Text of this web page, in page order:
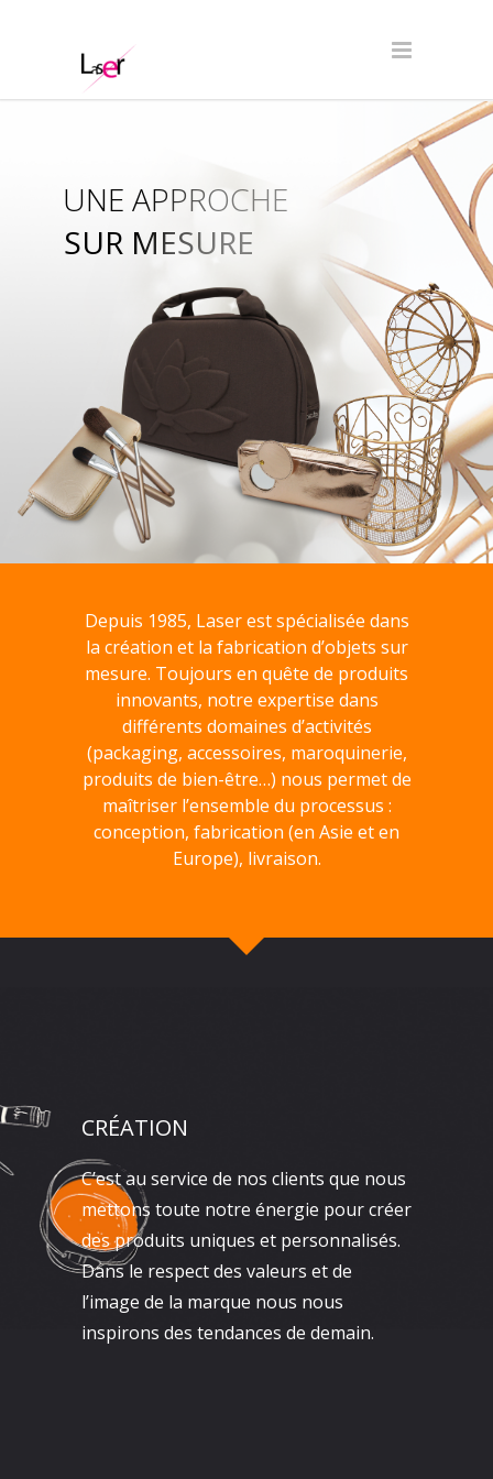
SUR MESURE
UNE APPROCHE
Depuis 1985, Laser est spécialisée dans
la création et la fabrication d’objets sur
mesure. Toujours en quête de produits
innovants, notre expertise dans
différents domaines d’activités
(packaging, accessoires, maroquinerie,
produits de bien-être…) nous permet de
maîtriser l’ensemble du processus :
conception, fabrication (en Asie et en
Europe), livraison.
CRÉATION
C’est au service de nos clients que nous
mettons toute notre énergie pour créer
des produits uniques et personnalisés.
Dans le respect des valeurs et de
l’image de la marque nous nous
inspirons des tendances de demain.